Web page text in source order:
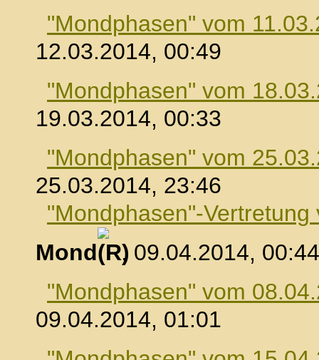
"Mondphasen" vom
12.03.2014, 00:49
"Mondphasen" vom
19.03.2014, 00:33
"Mondphasen" vom
25.03.2014, 23:46
"Mondphasen"-
Mond
, 09.04.2014, 00:44
"Mondphasen" vom
09.04.2014, 01:01